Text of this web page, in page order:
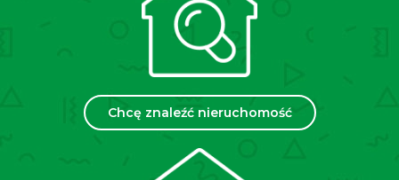
Chcę znaleźć nieruchomość
living room with kitchenette,
spacious balcony.
CONDITION OF THE PROPERTY
A bright and functional apartment with a well-thought-
out layout, located on the 6th floor of a building with an